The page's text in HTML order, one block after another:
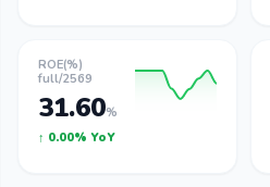
ROE(%)
full/2569
31.60%
↑ 0.00% YoY